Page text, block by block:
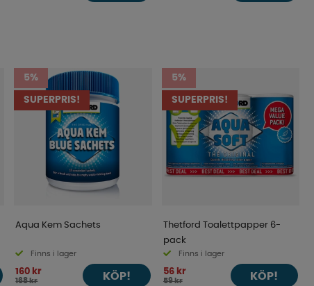
5%
SUPERPRIS!
Aqua Kem Sachets
Finns i lager
160 kr
168 kr KÖP!
5%
SUPERPRIS!
Thetford Toalettpapper 6-
pack
Finns i lager
56 kr
59 kr KÖP!